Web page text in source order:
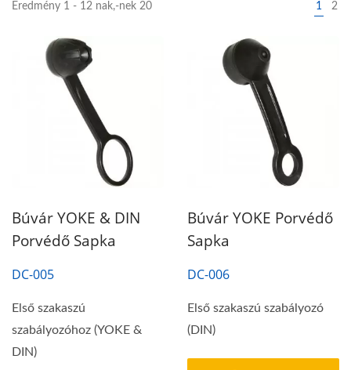
Eredmény 1 - 12 nak,-nek 20 1 2
Búvár YOKE & DIN
Porvédő Sapka
DC-005
Első szakaszú
szabályozóhoz (YOKE &
DIN)
Búvár YOKE Porvédő
Sapka
DC-006
Első szakaszú szabályozó
(DIN)